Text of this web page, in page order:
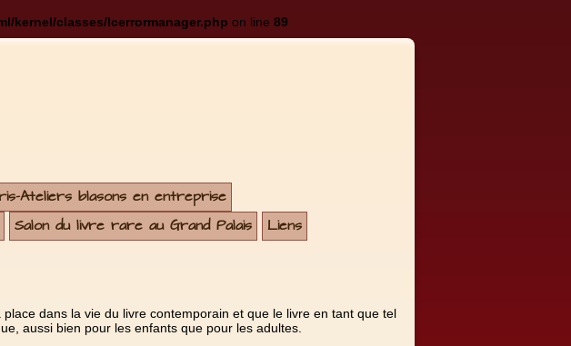
kernel/classes/lcerrormanager.php on line 89
Ateliers blasons en entreprise
Salon du livre rare au Grand Palais Liens
dans la vie du livre contemporain et que le livre en tant que tel
aussi bien pour les enfants que pour les adultes.